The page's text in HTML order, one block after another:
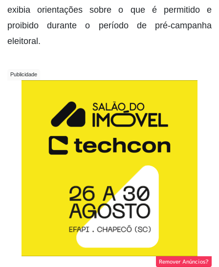
exibia orientações sobre o que é permitido e
proibido durante o período de pré-campanha
eleitoral.
Remover Anúncios?